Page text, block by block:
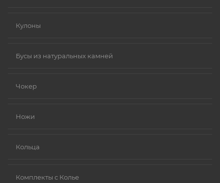
Кулоны
Бусы из натуральных камней
Чокер
Ножи
Кольца
Комплекты с Колье